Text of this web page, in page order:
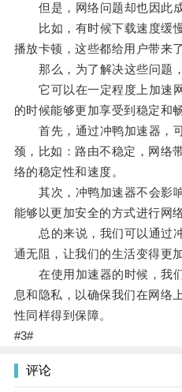
但是，网络问题却也因此成
比如，有时候下载速度缓慢
播放卡顿，这些都给用户带来
那么，为了解决这些问题，
它可以在一定程度上加速网
的时候能够更加享受到稳定和
首先，通过冲鸭加速器，可
颈，比如：路由不稳定，网络
络的稳定性和速度。
其次，冲鸭加速器不会影响
能够以更加安全的方式进行网
总的来说，我们可以通过冲
通无阻，让我们的生活变得更
在使用加速器的时候，我
息和隐私，以确保我们在网络
性同样得到保障。
#3#
评论